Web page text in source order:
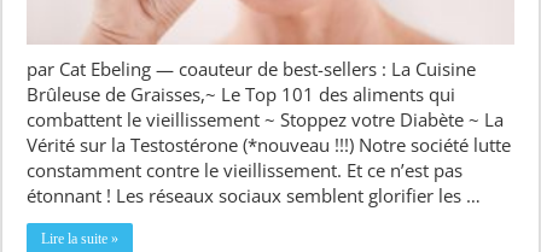
par Cat Ebeling — coauteur de best-sellers : La Cuisine
Brûleuse de Graisses,~ Le Top 101 des aliments qui
combattent le vieillissement ~ Stoppez votre Diabète ~ La
Vérité sur la Testostérone (*nouveau !!!) Notre société lutte
constamment contre le vieillissement. Et ce n’est pas
étonnant ! Les réseaux sociaux semblent glorifier les …
Lire la suite »